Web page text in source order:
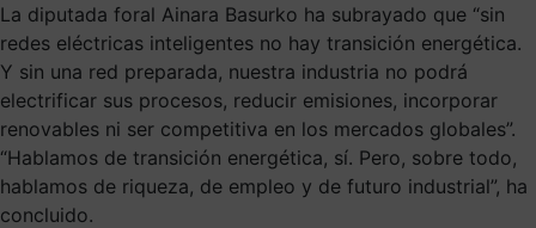
La diputada foral Ainara Basurko ha subrayado que “sin
redes eléctricas inteligentes no hay transición energética.
Y sin una red preparada, nuestra industria no podrá
electrificar sus procesos, reducir emisiones, incorporar
renovables ni ser competitiva en los mercados globales”.
“Hablamos de transición energética, sí. Pero, sobre todo,
hablamos de riqueza, de empleo y de futuro industrial”, ha
concluido.